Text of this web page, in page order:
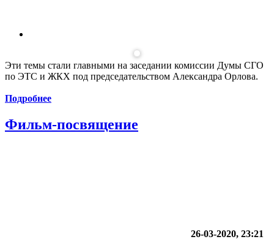
Эти темы стали главными на заседании комиссии Думы СГО
по ЭТС и ЖКХ под председательством Александра Орлова.
Подробнее
Фильм-посвящение
26-03-2020, 23:21